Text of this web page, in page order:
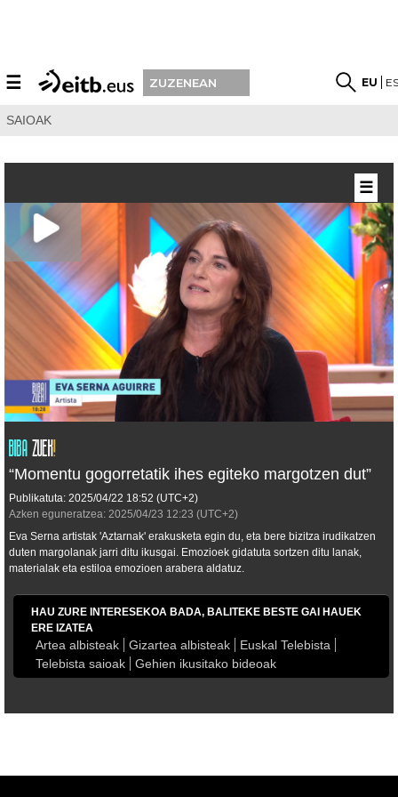
☰ ZUZENEAN EU
SAIOAK
“Momentu gogorretatik ihes egiteko margotzen dut”
Publikatuta: 2025/04/22 18:52 (UTC+2)
Azken eguneratzea: 2025/04/23 12:23 (UTC+2)
Eva Serna artistak 'Aztarnak' erakusketa egin du, eta bere bizitza irudikatzen
duten margolanak jarri ditu ikusgai. Emozioek gidatuta sortzen ditu lanak,
materialak eta estiloa emozioen arabera aldatuz.
HAU ZURE INTERESEKOA BADA, BALITEKE BESTE GAI HAUEK
ERE IZATEA
Artea albisteak Gizartea albisteak
Euskal Telebista
Telebista saioak
Gehien ikusitako bideoak
☰